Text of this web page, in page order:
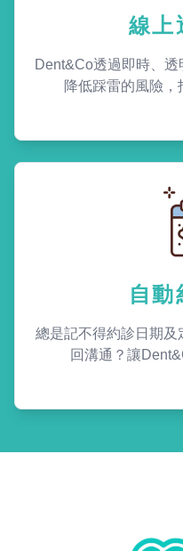
線上
Dent&Co透過即時、透
降低踩雷的風險，
自動
總是記不得約診日期及
回溝通？讓